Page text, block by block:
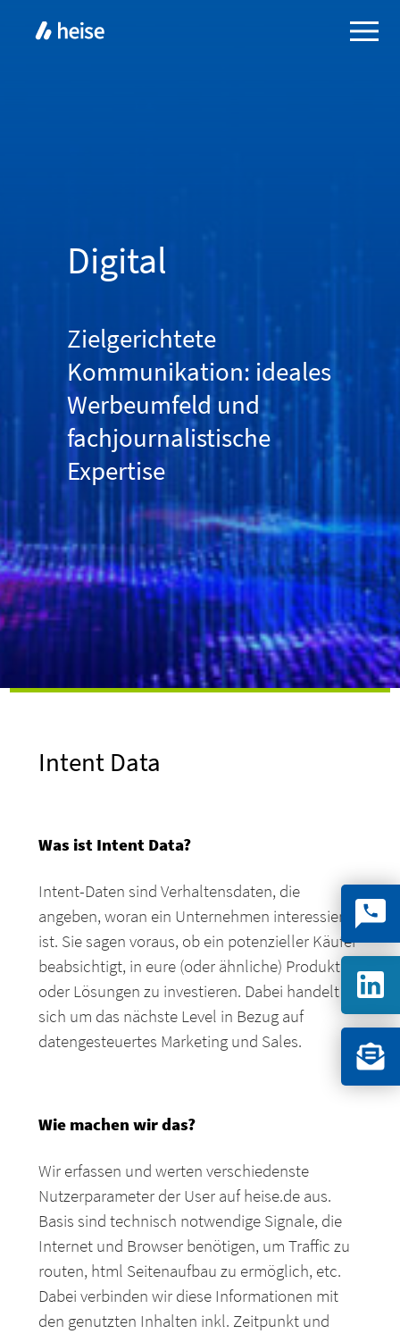
Digital
Zielgerichtete
Kommunikation: ideales
Werbeumfeld und
fachjournalistische
Expertise
Intent Data
Was ist Intent Data?
Intent-Daten sind Verhaltensdaten, die
angeben, woran ein Unternehmen interessiert
ist. Sie sagen voraus, ob ein potenzieller Käufer
beabsichtigt, in eure (oder ähnliche) Produkte
oder Lösungen zu investieren. Dabei handelt es
sich um das nächste Level in Bezug auf
datengesteuertes Marketing und Sales.
Wie machen wir das?
Wir erfassen und werten verschiedenste
Nutzerparameter der User auf heise.de aus.
Basis sind technisch notwendige Signale, die
Internet und Browser benötigen, um Traffic zu
routen, html Seitenaufbau zu ermöglich, etc.
Dabei verbinden wir diese Informationen mit
den genutzten Inhalten inkl. Zeitpunkt und